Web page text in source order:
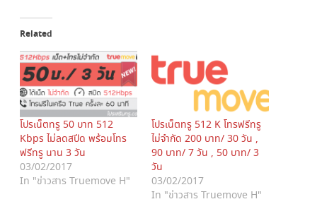
t
o
s
a
r
e
o
n
T
w
i
t
t
e
r
(
p
a
r
e
o
n
F
a
c
e
b
o
o
O
Related
โปรเน็ตทรู 50 บาท 512
Kbps ไม่ลดสปีด พร้อมโทร
ฟรีทรู นาน 3 วัน
03/02/2017
In "ข่าวสาร Truemove H"
โปรเน็ตทรู 512 K โทรฟรีทรู
ไม่จำกัด 200 บาท/ 30 วัน ,
90 บาท/ 7 วัน , 50 บาท/ 3
วัน
03/02/2017
In "ข่าวสาร Truemove H"